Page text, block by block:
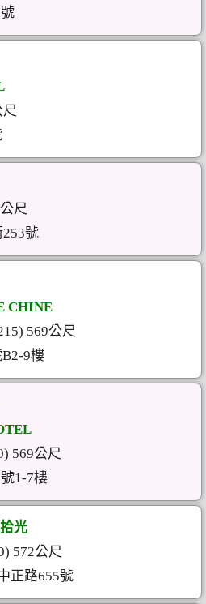
尺
號
CHINE
569公尺
9樓
569公尺
1-7樓
光
572公尺
正路655號